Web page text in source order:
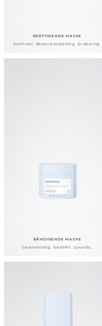
KRÄFTIGENDE MASKE
Kraftvoll. Widerstandsfähig. Großartig.
BÄNDIGENDE MASKE
Geschmeidig. Genährt. Luxuriös.